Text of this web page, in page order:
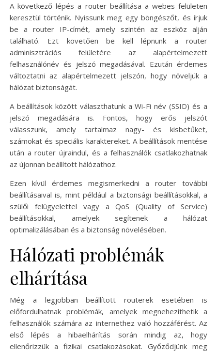
A következő lépés a router beállítása a webes felületen
keresztül történik. Nyissunk meg egy böngészőt, és írjuk
be a router IP-címét, amely szintén az eszköz alján
található. Ezt követően be kell lépnünk a router
adminisztrációs felületére az alapértelmezett
felhasználónév és jelszó megadásával. Ezután érdemes
változtatni az alapértelmezett jelszón, hogy növeljük a
hálózat biztonságát.
A beállítások között választhatunk a Wi-Fi név (SSID) és a
jelszó megadására is. Fontos, hogy erős jelszót
válasszunk, amely tartalmaz nagy- és kisbetűket,
számokat és speciális karaktereket. A beállítások mentése
után a router újraindul, és a felhasználók csatlakozhatnak
az újonnan beállított hálózathoz.
Ezen kívül érdemes megismerkedni a router további
beállításaival is, mint például a biztonsági beállításokkal, a
szülői felügyelettel vagy a QoS (Quality of Service)
beállításokkal, amelyek segítenek a hálózat
optimalizálásában és a biztonság növelésében.
Hálózati problémák
elhárítása
Még a legjobban beállított routerek esetében is
előfordulhatnak problémák, amelyek megnehezíthetik a
felhasználók számára az internethez való hozzáférést. Az
első lépés a hibaelhárítás során mindig az, hogy
ellenőrizzük a fizikai csatlakozásokat. Győződjünk meg